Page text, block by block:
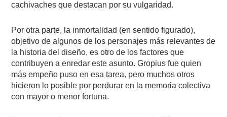
cachivaches que destacan por su vulgaridad.
Por otra parte, la inmortalidad (en sentido figurado),
objetivo de algunos de los personajes más relevantes de
la historia del diseño, es otro de los factores que
contribuyen a enredar este asunto. Gropius fue quien
más empeño puso en esa tarea, pero muchos otros
hicieron lo posible por perdurar en la memoria colectiva
con mayor o menor fortuna.